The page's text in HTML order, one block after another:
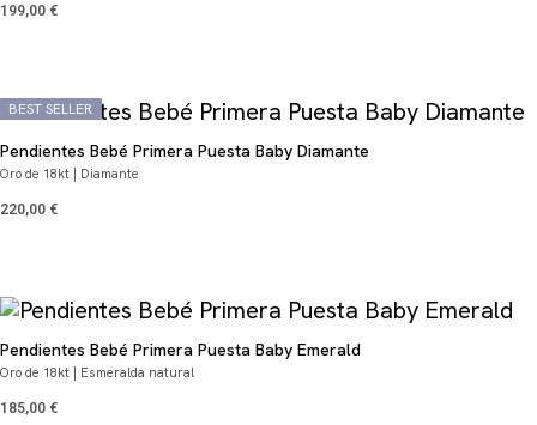
199,00 €
BEST SELLER
Pendientes Bebé Primera Puesta Baby Diamante
Oro de 18kt | Diamante
220,00 €
Pendientes Bebé Primera Puesta Baby Emerald
Oro de 18kt | Esmeralda natural
185,00 €